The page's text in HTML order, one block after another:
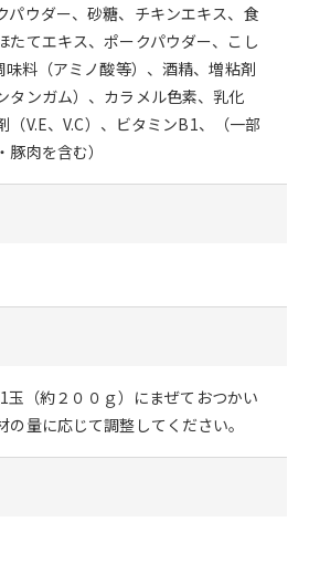
パウダー、砂糖、チキンエキス、食
たてエキス、ポークパウダー、こし
料（アミノ酸等）、酒精、増粘剤
タンガム）、カラメル色素、乳化
（V.E、V.C）、ビタミンB1、（一部
肉を含む）
（約２００ｇ）にまぜておつかい
量に応じて調整してください。